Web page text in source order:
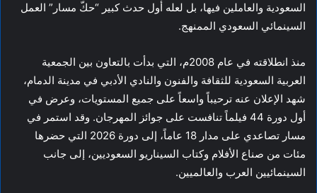
السعودية والعاملين فيها، بل لعله أول حدث كبير “حكّ مسار” العمل
السينمائي السعودي الممنهج.
منذ انطلاقته في عام 2008م، التي بدأت بالتعاون بين الجمعية
العربية السعودية للثقافة والفنون والنادي الأدبي في مدينة الدمام،
شهد الإعلان عنه ترحيباً واسعاً على جميع المستويات، وعرض في
أول دورة 44 فيلماً تنافست على جوائز المهرجان. وقد استمر في
مسار تصاعدي على مدار 18 عاماً، إلى دورة 2026 التي حضرها
مئات من صناع الأفلام وكتاب السيناريو السعوديين، إلى جانب
السينمائيين العرب والعالميين.